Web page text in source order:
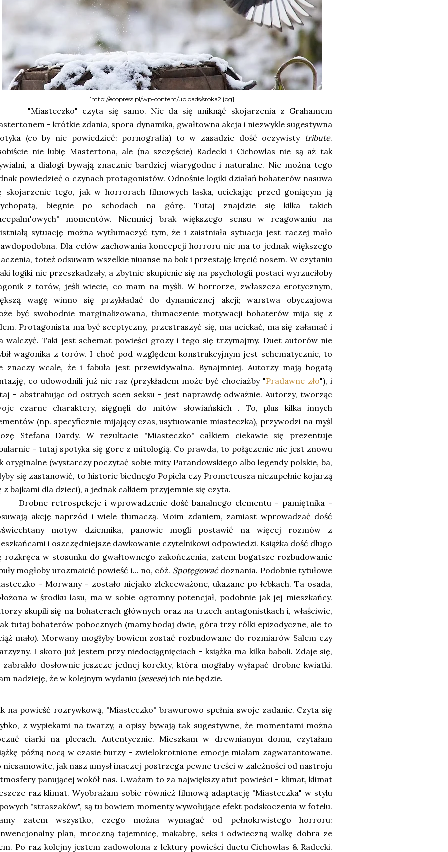
[http://ecopress.pl/wp-content/uploads/sroka2.jpg]
czyta się samo. Nie da się uniknąć skojarzenia z Grahamem
- krótkie zdania, spora dynamika, gwałtowna akcja i niezwykle sugestywna
(co by nie powiedzieć: pornografia) to w zasadzie dość oczywisty tribute.
nie lubię Mastertona, ale (na szczęście) Radecki i Cichowlas nie są aż tak
a dialogi bywają znacznie bardziej wiarygodne i naturalne. Nie można tego
powiedzieć o czynach protagonistów. Odnośnie logiki działań bohaterów nasuwa
skojarzenie tego, jak w horrorach filmowych laska, uciekając przed goniącym ją
biegnie po schodach na górę. Tutaj znajdzie się kilka takich
momentów. Niemniej brak większego sensu w reagowaniu na
sytuację można wytłumaczyć tym, że i zaistniała sytuacja jest raczej mało
Dla celów zachowania koncepcji horroru nie ma to jednak większego
toteż odsuwam wszelkie niuanse na bok i przestaję kręcić nosem. W czytaniu
logiki nie przeszkadzały, a zbytnie skupienie się na psychologii postaci wyrzuciłoby
z torów, jeśli wiecie, co mam na myśli. W horrorze, zwłaszcza erotycznym,
wagę winno się przykładać do dynamicznej akcji; warstwa obyczajowa
być swobodnie marginalizowana, tłumaczenie motywacji bohaterów mija się z
Protagonista ma być sceptyczny, przestraszyć się, ma uciekać, ma się załamać i
walczyć. Taki jest schemat powieści grozy i tego się trzymajmy. Duet autorów nie
wagonika z torów. I choć pod względem konstrukcyjnym jest schematycznie, to
znaczy wcale, że i fabuła jest przewidywalna. Bynajmniej. Autorzy mają bogatą
co udowodnili już nie raz (przykładem może być chociażby "Pradawne zło"), i
- abstrahując od ostrych scen seksu - jest naprawdę odważnie. Autorzy, tworząc
czarne charaktery, sięgnęli do mitów słowiańskich . To, plus kilka innych
(np. specyficznie mijający czas, usytuowanie miasteczka), przywodzi na myśl
Stefana Dardy. W rezultacie "Miasteczko" całkiem ciekawie się prezentuje
- tutaj spotyka się gore z mitologią. Co prawda, to połączenie nie jest znowu
oryginalne (wystarczy poczytać sobie mity Parandowskiego albo legendy polskie, ba,
się zastanowić, to historie biednego Popiela czy Prometeusza niezupełnie kojarzą
z bajkami dla dzieci), a jednak całkiem przyjemnie się czyta.
retrospekcje i wprowadzenie dość banalnego elementu - pamiętnika -
akcję naprzód i wiele tłumaczą. Moim zdaniem, zamiast wprowadzać dość
motyw dziennika, panowie mogli postawić na więcej rozmów z
i oszczędniejsze dawkowanie czytelnikowi odpowiedzi. Książka dość długo
rozkręca w stosunku do gwałtownego zakończenia, zatem bogatsze rozbudowanie
mogłoby urozmaicić powieść i... no, cóż. Spotęgować doznania. Podobnie tytułowe
- Morwany - zostało niejako zlekceważone, ukazane po łebkach. Ta osada,
w środku lasu, ma w sobie ogromny potencjał, podobnie jak jej mieszkańcy.
skupili się na bohaterach głównych oraz na trzech antagonistkach i, właściwie,
tutaj bohaterów pobocznych (mamy bodaj dwie, góra trzy rólki epizodyczne, ale to
mało). Morwany mogłyby bowiem zostać rozbudowane do rozmiarów Salem czy
I skoro już jestem przy niedociągnięciach - książka ma kilka baboli. Zdaje się,
zabrakło dosłownie jeszcze jednej korekty, która mogłaby wyłapać drobne kwiatki.
nadzieję, że w kolejnym wydaniu (sesese) ich nie będzie.
na powieść rozrywkową, "Miasteczko" brawurowo spełnia swoje zadanie. Czyta się
z wypiekami na twarzy, a opisy bywają tak sugestywne, że momentami można
ciarki na plecach. Autentycznie. Mieszkam w drewnianym domu, czytałam
późną nocą w czasie burzy - zwielokrotnione emocje miałam zagwarantowane.
niesamowite, jak nasz umysł inaczej postrzega pewne treści w zależności od nastroju
panującej wokół nas. Uważam to za największy atut powieści - klimat, klimat
raz klimat. Wyobrażam sobie również filmową adaptację "Miasteczka" w stylu
"straszaków", są tu bowiem momenty wywołujące efekt podskoczenia w fotelu.
zatem wszystko, czego można wymagać od pełnokrwistego horroru:
plan, mroczną tajemnicę, makabrę, seks i odwieczną walkę dobra ze
Po raz kolejny jestem zadowolona z lektury powieści duetu Cichowlas & Radecki.